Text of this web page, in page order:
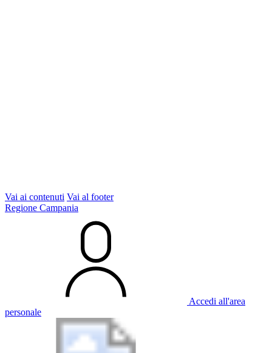
Vai ai contenuti Vai al footer
Regione Campania
Accedi all'area
personale